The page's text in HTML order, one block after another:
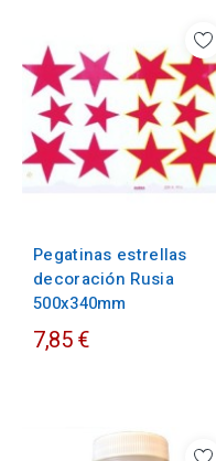
Pegatinas estrellas
decoración Rusia
500x340mm
7,85 €